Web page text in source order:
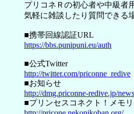
プリコネＲの初心者や中級者
気軽に雑談したり質問できる
■携帯回線認証URL
https://bbs.punipuni.eu/auth
■公式Twitter
http://twitter.com/priconne_redive
■お知らせ
http://dmg.priconne-redive.jp/
■プリンセスコネクト！メモ